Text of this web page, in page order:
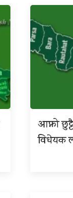
आफ्नो
विधेयक